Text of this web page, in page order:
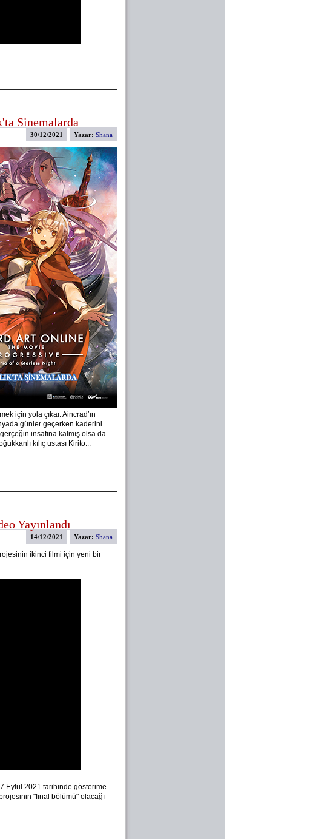
Sinemalarda
Yazar: Shana
30/12/2021
için yola çıkar. Aincrad’ın
günler geçerken kaderini
insafına kalmış olsa da
kılıç ustası Kirito...
Yayınlandı
Yazar: Shana
14/12/2021
ikinci filmi için yeni bir
Eylül 2021 tarihinde gösterime
"final bölümü" olacağı